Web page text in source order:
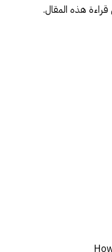
قراءة هذه المقال.